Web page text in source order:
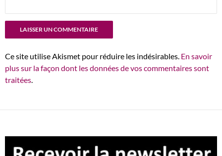
Ce site utilise Akismet pour réduire les indésirables. En savoir
plus sur la façon dont les données de vos commentaires sont
traitées.